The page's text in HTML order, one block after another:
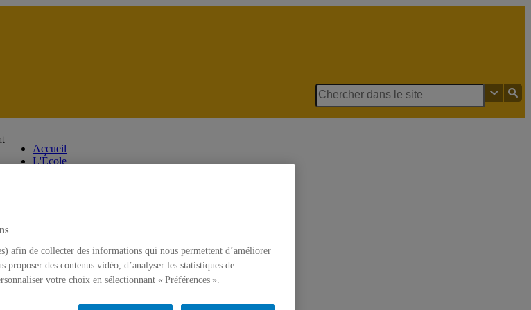
Accueil
L'École
afin de collecter des informations qui nous permettent d’améliorer
proposer des contenus vidéo, d’analyser les statistiques de
votre choix en sélectionnant « Préférences ».